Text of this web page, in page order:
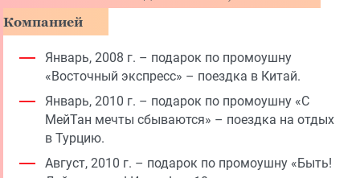
Компанией
Январь, 2008 г. – подарок по промоушну
«Восточный экспресс» – поездка в Китай.
Январь, 2010 г. – подарок по промоушну «С
МейТан мечты сбываются» – поездка на отдых
в Турцию.
Август, 2010 г. – подарок по промоушну «Быть!